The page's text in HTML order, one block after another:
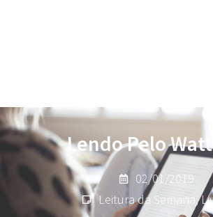
Lendo Pelo
02/01/2019
Leitura da Semana,